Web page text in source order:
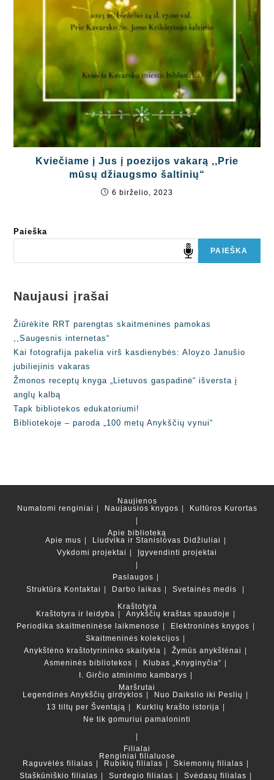
Kviečiame į Jus į poezijos vakarą ,,Prie
mūsų džiaugsmo šaltinių“
6 birželio, 2023
Paieška
PAIEŠKA
Naujausi įrašai
Žiūrėkite RRT parengtas skaitmenines pamokas
,,Saugesnis internetas“
Kai fotografija pakelia virš kasdienybės: Aloyzo Janušio
jubiliejinis vakaras
Žmonos receptų knyga „Lietuvos gaspadinė“ išversta į
anglų kalbą
Tapk bibliotekos edukatoriumi!
Bibliotekoje – paroda „100 metų Anykščių vynui“
Naujienos
Numatomi renginiai
Naujausios knygos Kultūros Kurortas
Apie biblioteką
Apie mus
Liudvika ir Stanislovas Didžiuliai
Vykdomi projektai
Įgyvendinti projektai
Paslaugos
Struktūra Kontaktai Darbo laikas
Svetainės medis
Kraštotyra
Kraštotyra ir leidyba
Anykščių kraštas spaudoje
Periodika skaitmeninėse laikmenose
Elektroninės knygos
Skaitmeninės kolekcijos
Anykštėno kraštotyrininko skaitykla
Žymūs anykštėnai
Asmeninės bibliotekos
Klubas „Knyginyčia“
I. Girčio atminimo kambarys
Maršrutai
Legendinės Anykščių girdyklos
Nuo Daikslio iki Peslių
13 tiltų per Šventąją
Kurklių krašto istorija
Ne tik gomuriui pamaloninti
Filialai
Renginiai filialuose
Raguvėlės filialas
Rubikių filialas
Skiemonių filialas
Staškūniškio filialas
Surdegio filialas Svėdasų filialas